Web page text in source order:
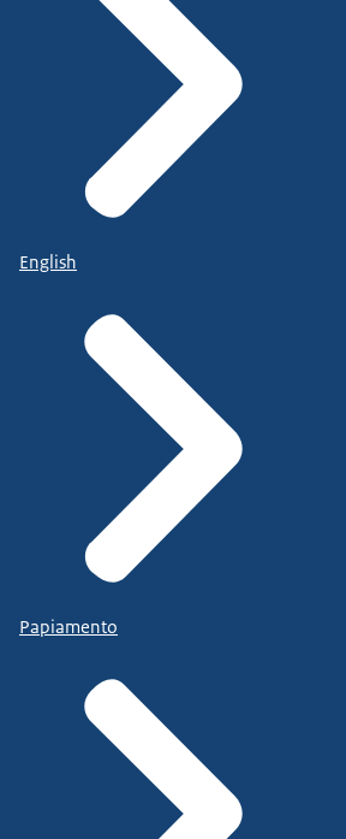
English
Papiamento